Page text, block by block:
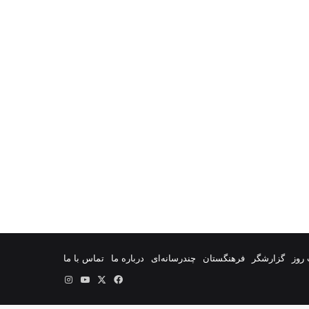
گزارشگر فرهنگستان چندرسانه‌ای درباره ما
تماس با ما
فیس
یوتیوب